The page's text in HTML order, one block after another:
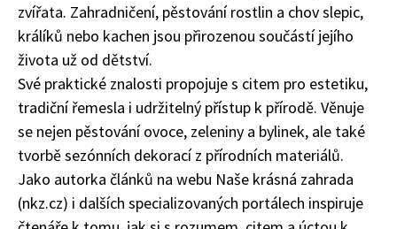
65 Kč
Objednat >
Naše krásná zahrada Speciál
zvířata. Zahradničení, pěstování rostlin a chov slepic,
králíků nebo kachen jsou přirozenou součástí jejího
života už od dětství.
Své praktické znalosti propojuje s citem pro estetiku,
tradiční řemesla i udržitelný přístup k přírodě. Věnuje
se nejen pěstování ovoce, zeleniny a bylinek, ale také
tvorbě sezónních dekorací z přírodních materiálů.
Jako autorka článků na webu Naše krásná zahrada
(nkz.cz) i dalších specializovaných portálech inspiruje